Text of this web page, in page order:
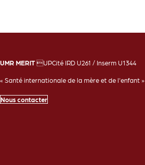
UMR MERIT UPCité IRD U261 / Inserm U1344
« Santé internationale de la mère et de l'enfant »
Nous contacter